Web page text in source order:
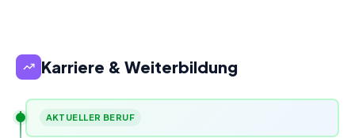
Karriere & Weiterbildung
AKTUELLER BERUF